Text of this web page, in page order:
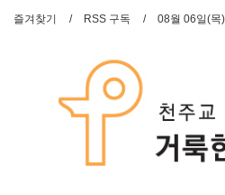
즐겨찾기 RSS 구독 08월 06일(목)